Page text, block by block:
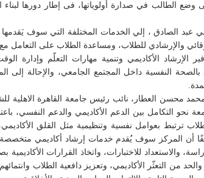
الطالب في صدارة أولوياتها، فى إطار دورها لبناء
عبد الصادق ، إلي الخدمات المختلفة التي سوف يَقدمها
والإرشادي للطلاب، ومساعدة الطلاب على التعامل
الإرشاد الأكاديمي وتنمية مهارات التعلّم وإدارة
النفسية داخل المجتمع الجامعي، والإحالة إلى
محسن العطار، نائب رئيس جامعة القاهرة الاهلية
نحو التكامل بين الدعم الأكاديمي والدعم النفسي،
ترتبط بعوامل نفسية وتنظيمية مثل القلق
أن المركز سوف يُقدم خدمات إرشاد أكاديمي متخصصة
والاستعداد للاختبارات، واتخاذ القرارات
والحد من التعثّر الأكاديمي، وتعزيز دافعية الطلاب